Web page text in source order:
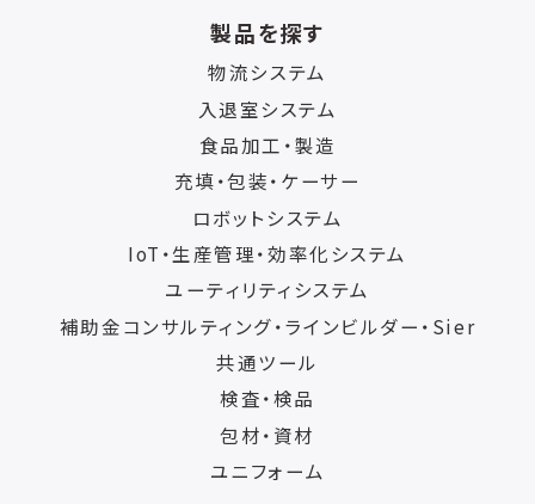
製品を探す
物流システム
入退室システム
食品加工・製造
充填・包装・ケーサー
ロボットシステム
IoT・生産管理・効率化システム
ユーティリティシステム
補助金コンサルティング・ラインビルダー・Sier
共通ツール
検査・検品
包材・資材
ユニフォーム